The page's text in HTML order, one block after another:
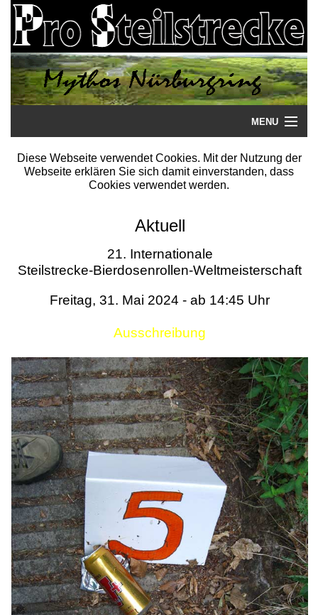
MENU
Startseite
Literatur
Termine
Diese Webseite verwendet Cookies. Mit der Nutzung der
Webseite erklären Sie sich damit einverstanden, dass
Cookies verwendet werden.
Aktuell
21. Internationale
Steilstrecke-Bierdosenrollen-Weltmeisterschaft
Freitag, 31. Mai 2024 - ab 14:45 Uhr
Ausschreibung